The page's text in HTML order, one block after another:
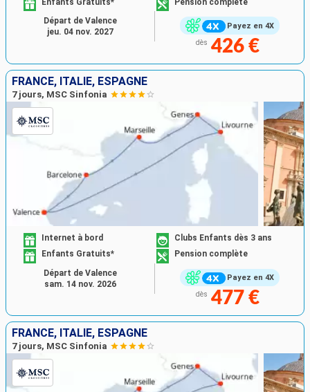
Payez en 4X
Enfants Gratuits*
Pension complète
dès 426 €
Départ de Valence
jeu. 04 nov. 2027
FRANCE, ITALIE, ESPAGNE
7 jours, MSC Sinfonia
Payez en 4X
Internet à bord
Clubs Enfants dès 3 ans
Enfants Gratuits*
Pension complète
dès 477 €
Départ de Valence
sam. 14 nov. 2026
FRANCE, ITALIE, ESPAGNE
7 jours, MSC Sinfonia